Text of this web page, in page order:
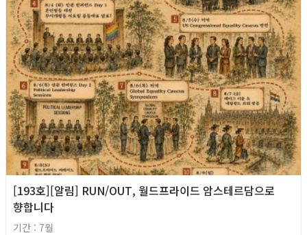
[193호][알림] RUN/OUT, 월드프라이드 암스테르담으로
향합니다
기간 : 7월